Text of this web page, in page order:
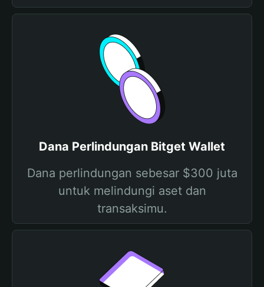
Dana Perlindungan Bitget Wallet
Dana perlindungan sebesar $300 juta
untuk melindungi aset dan
transaksimu.